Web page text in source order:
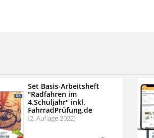
Set Basis-Arbeitsheft
"Radfahren im
4.Schuljahr" inkl.
FahrradPrüfung.de
(2. Auflage 2022)